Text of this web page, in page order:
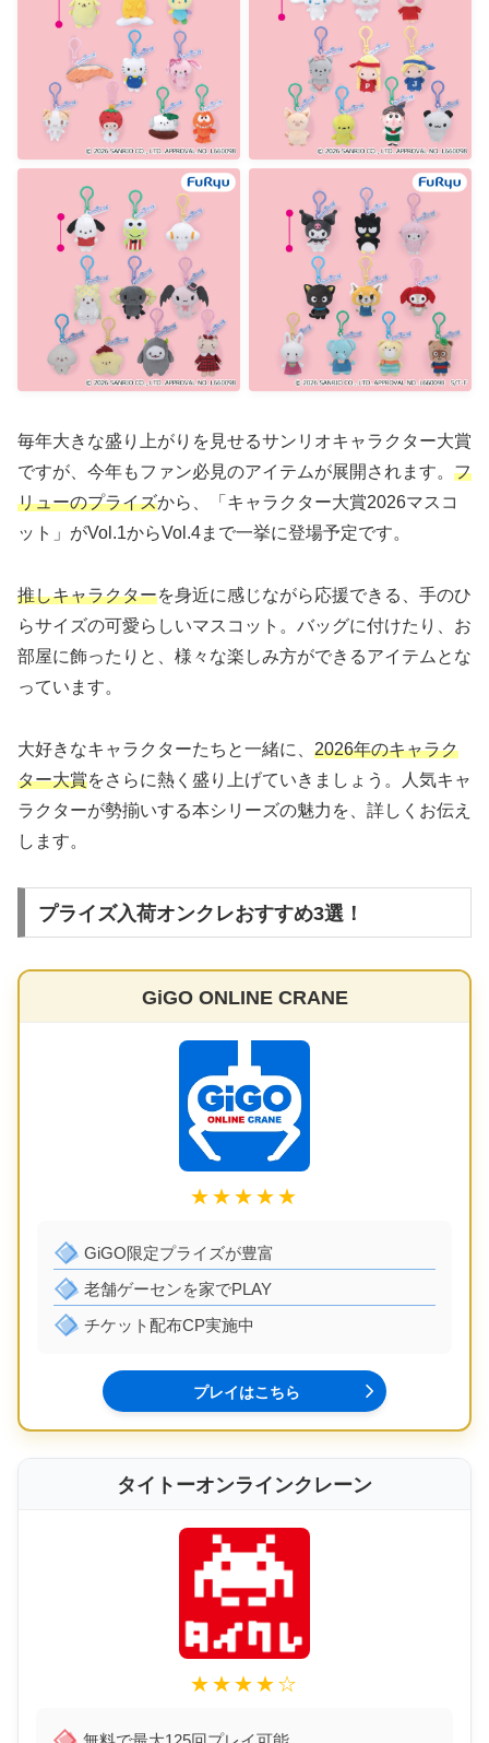
毎年大きな盛り上がりを見せるサンリオキャラクター大賞
ですが、今年もファン必見のアイテムが展開されます。 フ
リューのプライズから、「キャラクター大賞2026マスコ
ット」がVol.1からVol.4まで一挙に登場予定です。
推しキャラクターを身近に感じながら応援できる、手のひ
らサイズの可愛らしいマスコット。バッグに付けたり、お
部屋に飾ったりと、様々な楽しみ方ができるアイテムとな
っています。
大好きなキャラクターたちと一緒に、 2026年のキャラク
ター大賞をさらに熱く盛り上げていきましょう。人気キャ
ラクターが勢揃いする本シリーズの魅力を、詳しくお伝え
します。
プライズ入荷オンクレおすすめ3選！
GiGO ONLINE CRANE
★★★★★
GiGO限定プライズが豊富
老舗ゲーセンを家でPLAY
チケット配布CP実施中
プレイはこちら
タイトーオンラインクレーン
★★★★☆